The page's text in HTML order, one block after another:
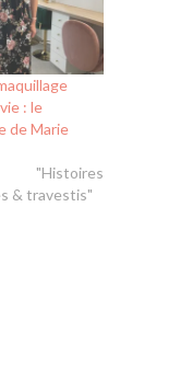
: le
de Marie
& travestis"